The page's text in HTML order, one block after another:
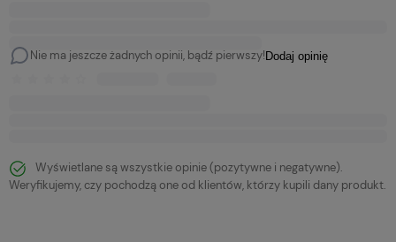
Nie ma jeszcze żadnych opinii, bądź pierwszy! Dodaj opinię
Wyświetlane są wszystkie opinie (pozytywne i negatywne).
Weryfikujemy, czy pochodzą one od klientów, którzy kupili dany produkt.